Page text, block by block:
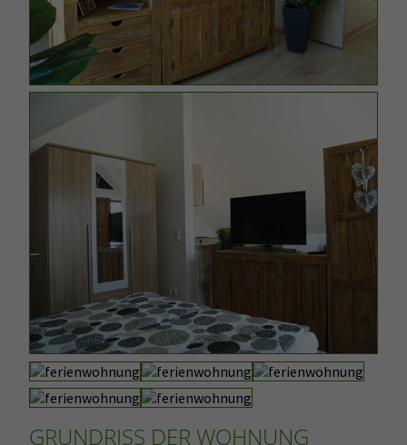
GRUNDRISS DER WOHNUNG